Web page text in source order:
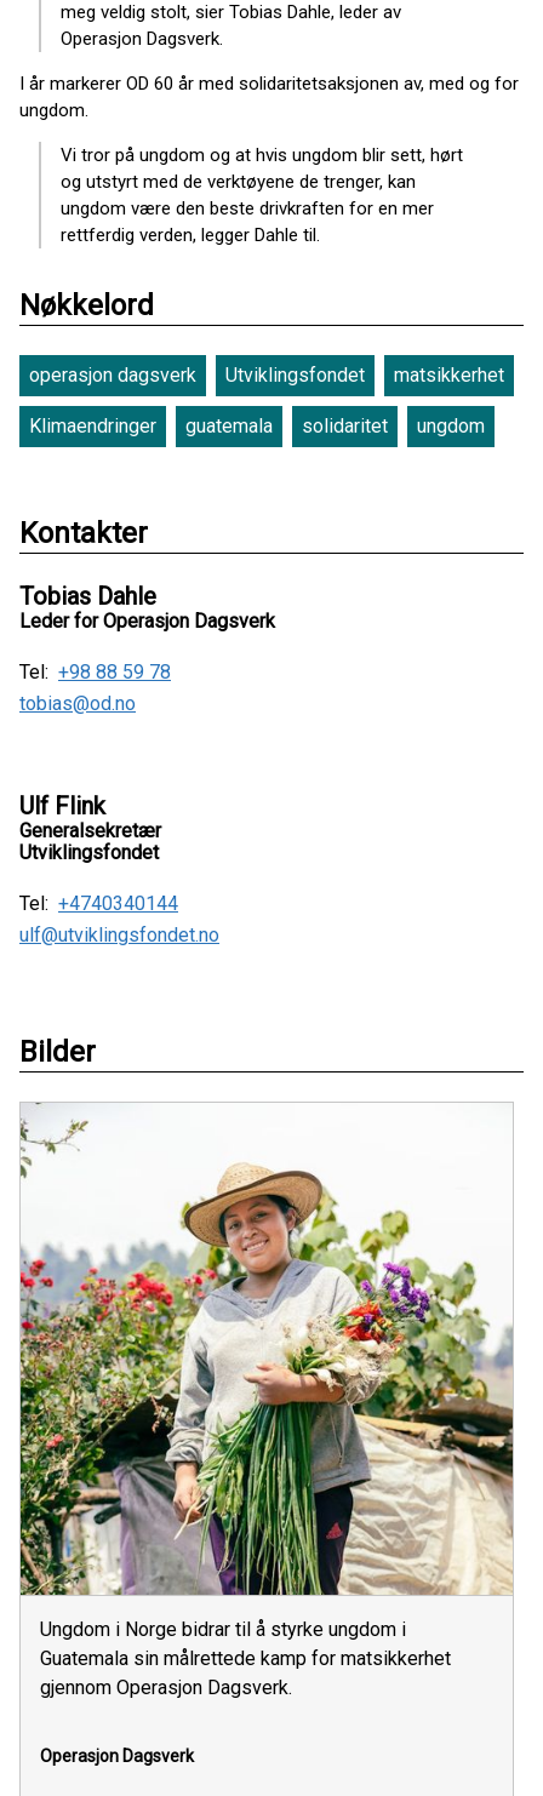
meg veldig stolt, sier Tobias Dahle, leder av
Operasjon Dagsverk.
I år markerer OD 60 år med solidaritetsaksjonen av, med og for
ungdom.
Vi tror på ungdom og at hvis ungdom blir sett, hørt
og utstyrt med de verktøyene de trenger, kan
ungdom være den beste drivkraften for en mer
rettferdig verden, legger Dahle til.
Nøkkelord
operasjon dagsverk Utviklingsfondet matsikkerhet
Klimaendringer guatemala solidaritet ungdom
Kontakter
Tobias Dahle
Leder for Operasjon Dagsverk
Tel: +98 88 59 78
tobias@od.no
Ulf Flink
Generalsekretær
Utviklingsfondet
Tel: +4740340144
ulf@utviklingsfondet.no
Bilder
Ungdom i Norge bidrar til å styrke ungdom i
Guatemala sin målrettede kamp for matsikkerhet
gjennom Operasjon Dagsverk.
Operasjon Dagsverk